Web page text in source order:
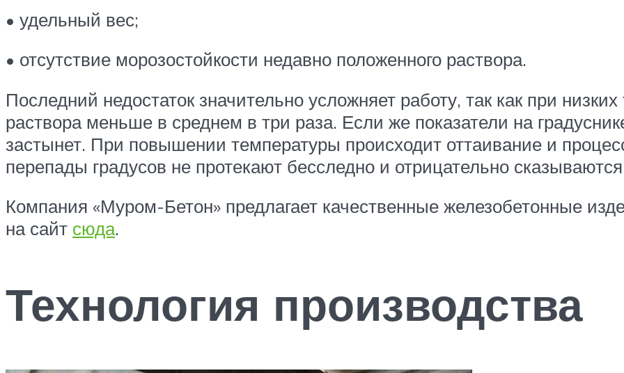
• удельный вес;
• отсутствие морозостойкости недавно положенного раствора.
Последний недостаток значительно усложняет работу, так как при
раствора меньше в среднем в три раза. Если же показатели на
застынет. При повышении температуры происходит оттаивание и
перепады градусов не протекают бесследно и отрицательно
Компания «Муром-Бетон» предлагает качественные железобетонные
на сайт сюда.
Технология производства